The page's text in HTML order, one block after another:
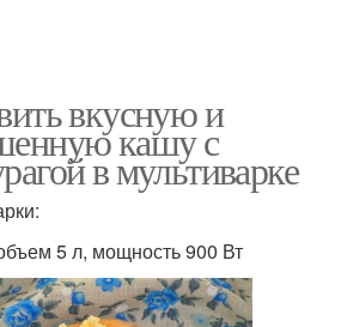
вкусную и
кашу с
в мультиварке
5 л, мощность 900 Вт